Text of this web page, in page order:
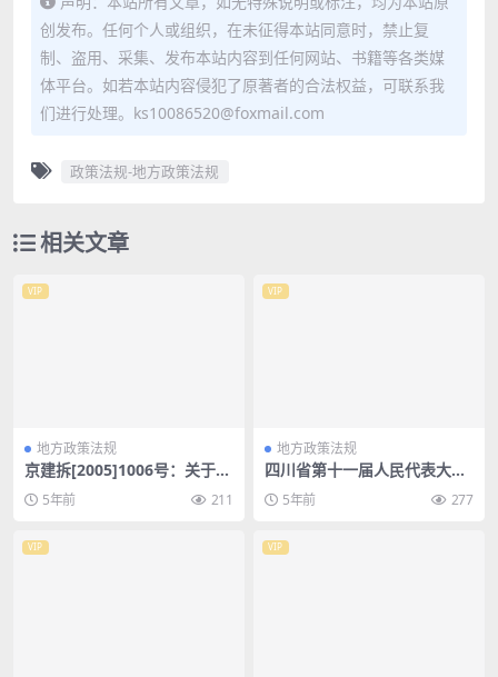
创发布。任何个人或组织，在未征得本站同意时，禁止复
制、盗用、采集、发布本站内容到任何网站、书籍等各类媒
体平台。如若本站内容侵犯了原著者的合法权益，可联系我
们进行处理。ks10086520@foxmail.com
政策法规-地方政策法规
相关文章
VIP
地方政策法规
京建拆[2005]1006号：关于加
强拆迁现场房屋拆除施工管理
的通知
5年前 211
VIP
地方政策法规
四川省第十一届人民代表大会
常务委员会公告第39号：四川
省《中华人民共和国各级人民
实施办法
5年前 277
VIP VIP